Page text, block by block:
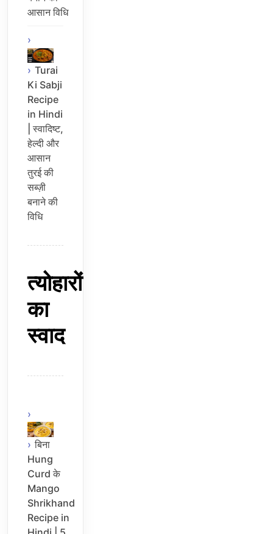
आसान विधि
Turai
Ki Sabji
Recipe
in Hindi
| स्वादिष्ट,
हेल्दी और
आसान
तुरई की
सब्ज़ी
बनाने की
विधि
त्योहारों
का
स्वाद
बिना
Hung
Curd के
Mango
Shrikhand
Recipe in